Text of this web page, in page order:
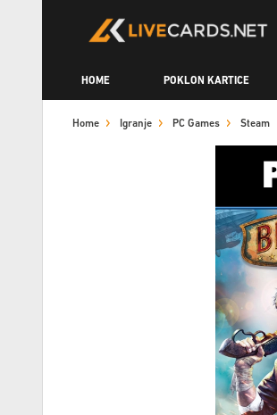
HOME POKLON KARTICE
Home Igranje PC Games Steam